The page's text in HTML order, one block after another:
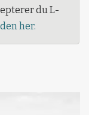
du L-
her.